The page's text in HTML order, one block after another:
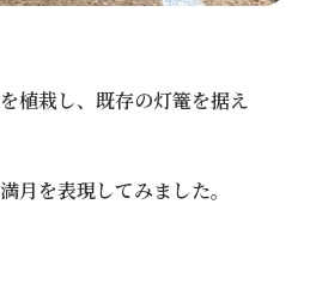
植栽し、既存の灯篭を据え
月を表現してみました。